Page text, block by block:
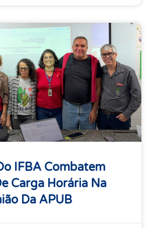
IFBA Combatem
Carga Horária Na
Da APUB